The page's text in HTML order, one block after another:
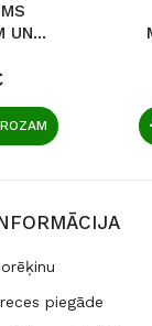
UN...
piegāde